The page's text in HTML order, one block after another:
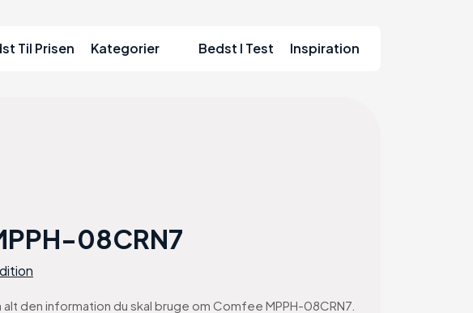
Til Prisen Kategorier Bedst I Test Inspiration
08CRN7
alt den information du skal bruge om Comfee MPPH-08CRN7.